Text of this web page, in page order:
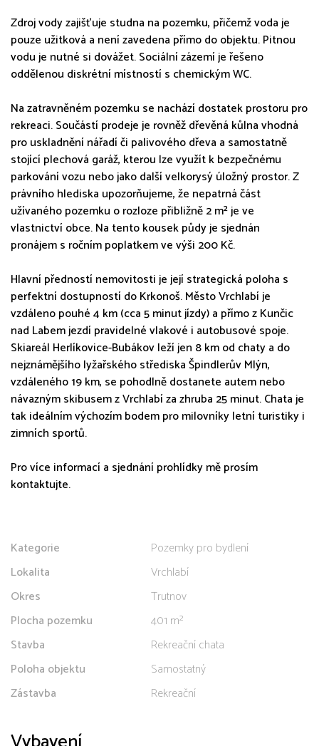
Zdroj vody zajišťuje studna na pozemku, přičemž voda je
pouze užitková a není zavedena přímo do objektu. Pitnou
vodu je nutné si dovážet. Sociální zázemí je řešeno
oddělenou diskrétní místností s chemickým WC.
Na zatravněném pozemku se nachází dostatek prostoru pro
rekreaci. Součástí prodeje je rovněž dřevěná kůlna vhodná
pro uskladnění nářadí či palivového dřeva a samostatně
stojící plechová garáž, kterou lze využít k bezpečnému
parkování vozu nebo jako další velkorysý úložný prostor. Z
právního hlediska upozorňujeme, že nepatrná část
užívaného pozemku o rozloze přibližně 2 m² je ve
vlastnictví obce. Na tento kousek půdy je sjednán
pronájem s ročním poplatkem ve výši 200 Kč.
Hlavní předností nemovitosti je její strategická poloha s
perfektní dostupností do Krkonoš. Město Vrchlabí je
vzdáleno pouhé 4 km (cca 5 minut jízdy) a přímo z Kunčic
nad Labem jezdí pravidelné vlakové i autobusové spoje.
Skiareál Herlíkovice-Bubákov leží jen 8 km od chaty a do
nejznámějšího lyžařského střediska Špindlerův Mlýn,
vzdáleného 19 km, se pohodlně dostanete autem nebo
návazným skibusem z Vrchlabí za zhruba 25 minut. Chata je
tak ideálním výchozím bodem pro milovníky letní turistiky i
zimních sportů.
Pro více informací a sjednání prohlídky mě prosím
kontaktujte.
Kategorie
Pozemky pro bydlení
Lokalita
Vrchlabí
Okres
Trutnov
Plocha pozemku
401 m²
Stavba
Rekreační chata
Poloha objektu
Samostatný
Zástavba
Rekreační